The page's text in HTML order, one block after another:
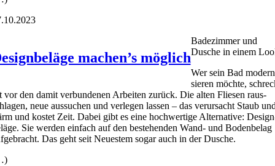
machen’s möglich
Bade­zim­mer und
Dusche in einem
Wer sein Bad
sie­ren möch­te,
vor den damit ver­bun­de­nen Arbei­ten zurück. Die alten Flie­sen raus­
neue aus­su­chen und ver­le­gen las­sen – das ver­ur­sacht Staub
und kos­tet Zeit. Dabei gibt es eine hoch­wer­ti­ge Alter­na­ti­ve:
Sie wer­den ein­fach auf den bestehen­den Wand- und Boden­be­lag
Das geht seit Neu­es­tem sogar auch in der Dusche.